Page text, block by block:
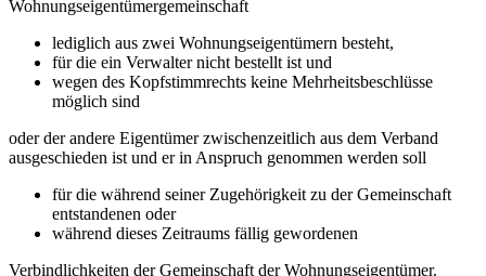
Wohnungseigentümergemeinschaft
lediglich aus zwei Wohnungseigentümern besteht,
für die ein Verwalter nicht bestellt ist und
wegen des Kopfstimmrechts keine Mehrheitsbeschlüsse
möglich sind
oder der andere Eigentümer zwischenzeitlich aus dem Verband
ausgeschieden ist und er in Anspruch genommen werden soll
für die während seiner Zugehörigkeit zu der Gemeinschaft
entstandenen oder
während dieses Zeitraums fällig gewordenen
Verbindlichkeiten der Gemeinschaft der Wohnungseigentümer.